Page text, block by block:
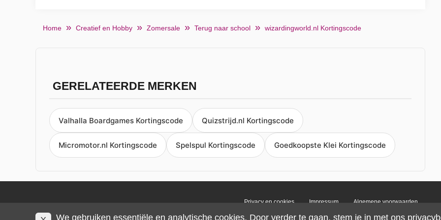
Home Creatief en Hobby Zomersale Terug naar school wizardingworld.nl Kortingscode
GERELATEERDE MERKEN
Valhalla Boardgames Kortingscode Quizstrijd.nl Kortingscode
Micromotor.nl Kortingscode Spelspul Kortingscode Goedkoopste Klei Kortingscode
Privacy en cookies Impressum Algemene voorwaarden
We gebruiken essentiële en analytische cookies. Door verder te gaan, stem je in met ons